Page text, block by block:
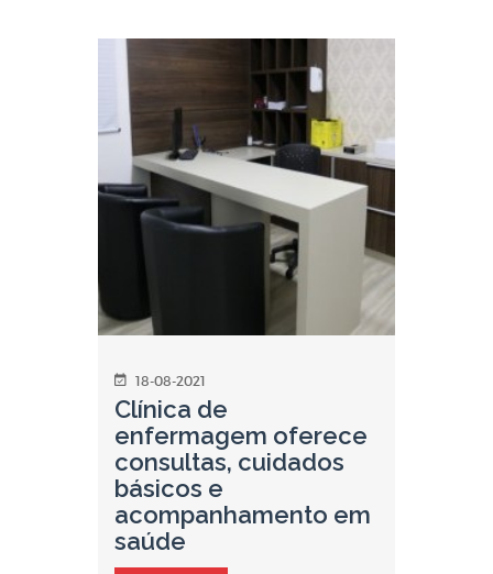
18-08-2021
Clínica de
enfermagem oferece
consultas, cuidados
básicos e
acompanhamento em
saúde